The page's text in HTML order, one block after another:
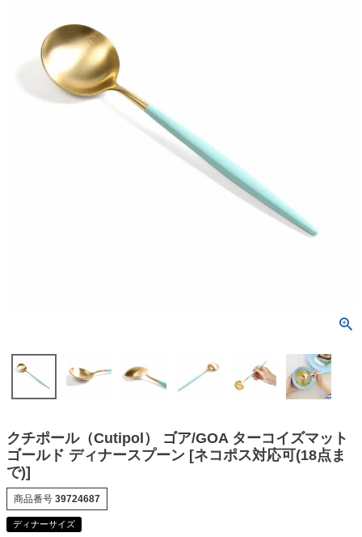
クチポール（Cutipol） ゴア/GOA ターコイズマット
ゴールド ディナースプーン [ネコポス対応可(18点ま
で)]
商品番号 39724687
ディナーサイズ